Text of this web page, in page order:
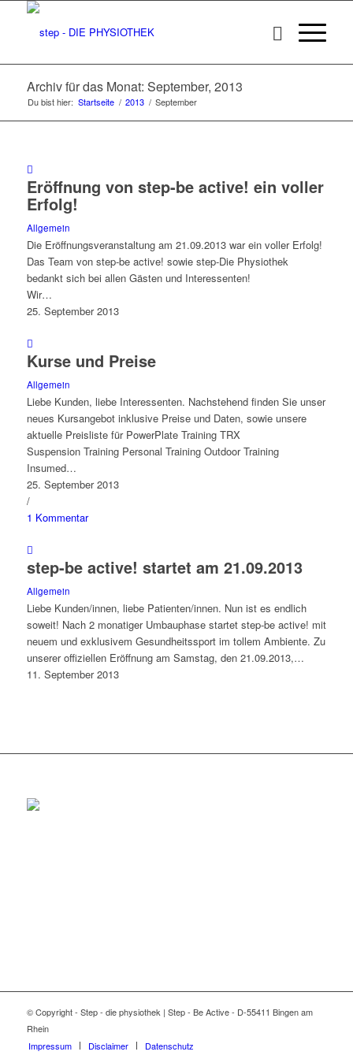
Archiv für das Monat: September, 2013
Du bist hier: Startseite / 2013 / September
Eröffnung von step-be active! ein voller
Erfolg!
Allgemein
Die Eröffnungsveranstaltung am 21.09.2013 war ein voller Erfolg!
Das Team von step-be active! sowie step-Die Physiothek
bedankt sich bei allen Gästen und Interessenten!
Wir…
25. September 2013
Kurse und Preise
Allgemein
Liebe Kunden, liebe Interessenten. Nachstehend finden Sie unser
neues Kursangebot inklusive Preise und Daten, sowie unsere
aktuelle Preisliste für PowerPlate Training TRX
Suspension Training Personal Training Outdoor Training
Insumed…
25. September 2013
/
1 Kommentar
step-be active! startet am 21.09.2013
Allgemein
Liebe Kunden/innen, liebe Patienten/innen. Nun ist es endlich
soweit! Nach 2 monatiger Umbauphase startet step-be active! mit
neuem und exklusivem Gesundheitssport im tollem Ambiente. Zu
unserer offiziellen Eröffnung am Samstag, den 21.09.2013,…
11. September 2013
© Copyright - Step - die physiothek | Step - Be Active - D-55411 Bingen am
Rhein
Impressum
Disclaimer Datenschutz